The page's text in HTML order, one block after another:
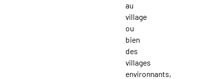
au
village
ou
bien
des
villages
environnants,